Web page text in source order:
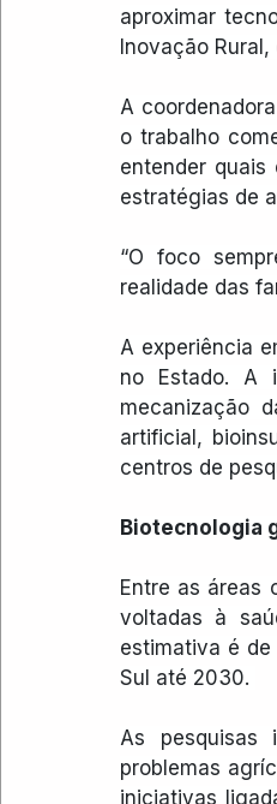
aproximar
Inovação
A
o trabalho
entender
estratégias de
“O foco
realidade das
A experiência
no Estado. A
mecanização
artificial,
centros de
Biotecnologia
Entre as áreas
voltadas à
estimativa é
Sul até 2030.
As pesquisas
problemas
iniciativas